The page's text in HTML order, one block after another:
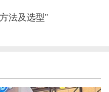
法及选型"